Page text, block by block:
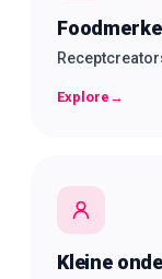
Explore →
Kleine